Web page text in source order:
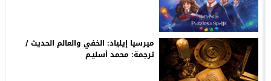
ميرسيا إيلياد: الخفي والعالم الحديث /
ترجمة: محمد أسليـم